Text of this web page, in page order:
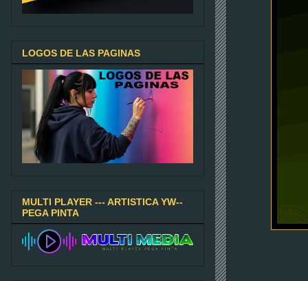
LOGOS DE LAS PAGINAS
MULTI PLAYER --- ARTISTICA YW--
PEGA PINTA